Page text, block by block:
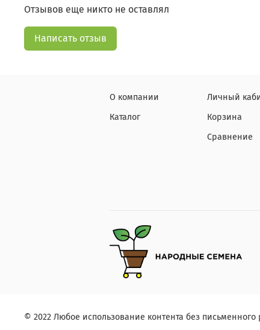
Отзывов еще никто не оставлял
Написать отзыв
О компании
Каталог
Личный
Корзина
Сравнение
© 2022 Любое использование контента без